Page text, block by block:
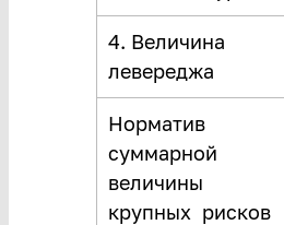
4. Величина
левереджа
Норматив
суммарной
величины
крупных рисков